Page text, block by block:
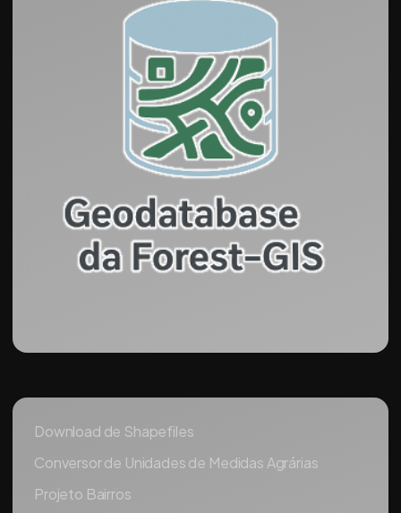
Download de Shapefiles
Conversor de Unidades de Medidas Agrárias
Projeto Bairros